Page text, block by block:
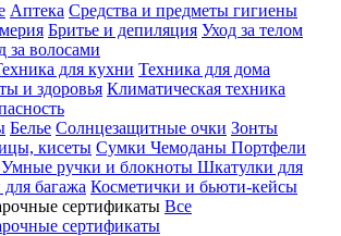
Аптека Средства и предметы гигиены
Бритье и депиляция Уход за телом
за волосами
для кухни Техника для дома
и здоровья Климатическая техника
Белье Солнцезащитные очки Зонты
кисеты Сумки Чемоданы Портфели
Умные ручки и блокноты Шкатулки для
багажа Косметички и бьюти-кейсы
сертификаты Все
сертификаты